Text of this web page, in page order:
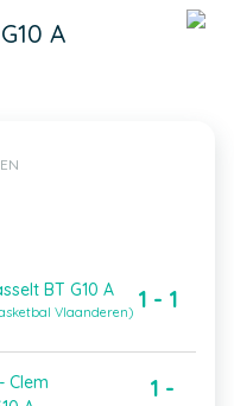
A
BT G10 A
Vlaanderen) 1 - 1
Clem
1 -